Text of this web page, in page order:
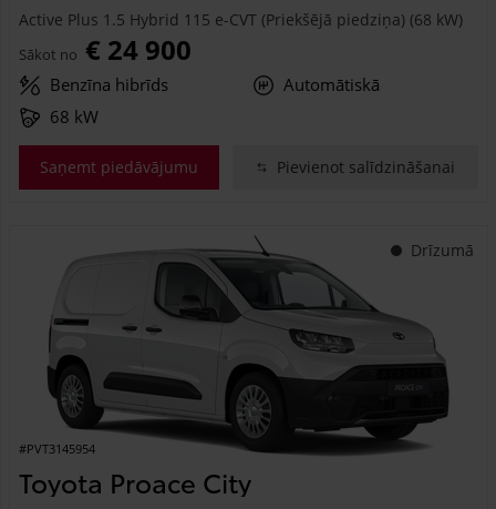
Active Plus 1.5 Hybrid 115 e-CVT (Priekšējā piedziņa) (68 kW)
Sākot no € 24 900
Benzīna hibrīds
Automātiskā
68 kW
Saņemt piedāvājumu Pievienot salīdzināšanai
Drīzumā
#PVT3145954
Toyota Proace City